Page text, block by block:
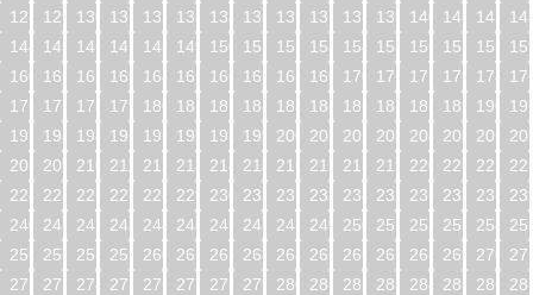
128
129 130 131 132 133 134 135 136 137 138 139 140 141 142
144
145 146 147 148 149 150 151 152 153 154 155 156 157 158
160
161 162 163 164 165 166 167 168 169 170 171 172 173 174
176
177 178 179 180 181 182 183 184 185 186 187 188 189 190
192
193 194 195 196 197 198 199 200 201 202 203 204 205 206
208
209 210 211 212 213 214 215 216 217 218 219 220 221 222
224
225 226 227 228 229 230 231 232 233 234 235 236 237 238
240
241 242 243 244 245 246 247 248 249 250 251 252 253 254
256
257 258 259 260 261 262 263 264 265 266 267 268 269 270
272
273 274 275 276 277 278 279 280 281 282 283 284 285 286